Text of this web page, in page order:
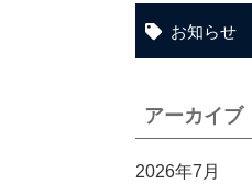
お知らせ
アーカイブ
2026年7月